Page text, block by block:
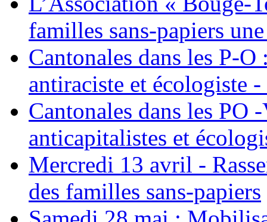
familles sans-papiers
Cantonales dans les P-
antiraciste et écologiste
Cantonales dans les PO
anticapitalistes et
Mercredi 13 avril -
des familles sans-papiers